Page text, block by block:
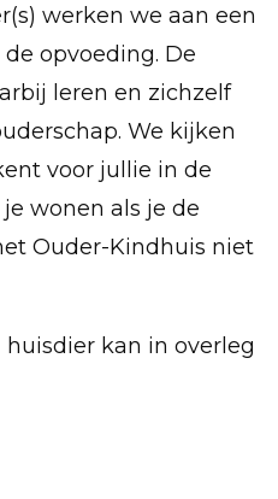
werken we aan een
opvoeding. De
leren en zichzelf
We kijken
voor jullie in de
wonen als je de
Ouder-Kindhuis niet
kan in overleg